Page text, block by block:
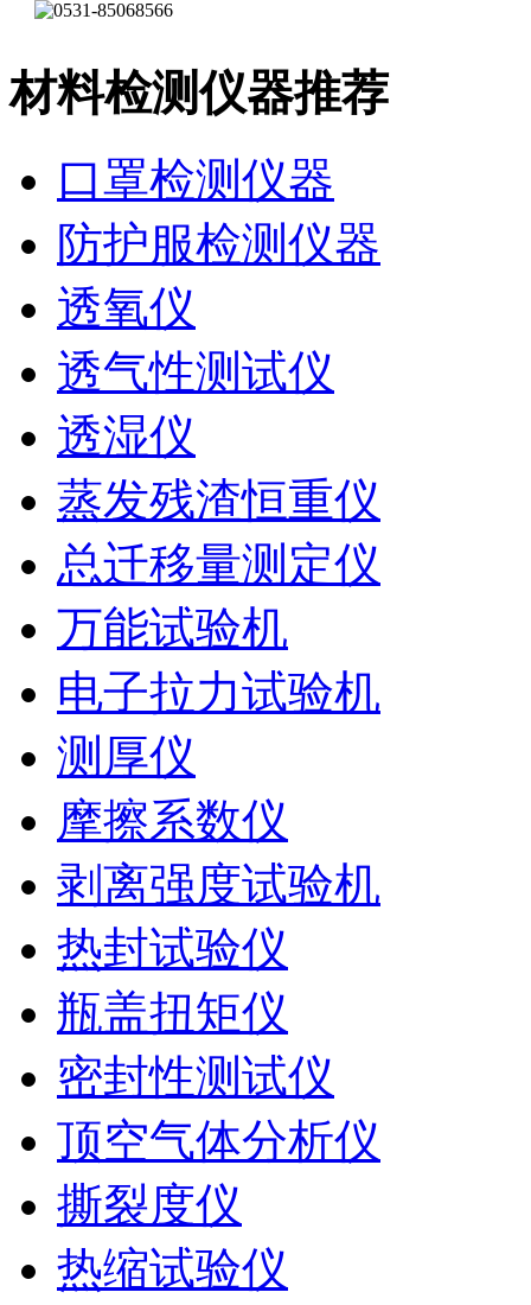
材料检测仪器推荐
口罩检测仪器
防护服检测仪器
透氧仪
透气性测试仪
透湿仪
蒸发残渣恒重仪
总迁移量测定仪
万能试验机
电子拉力试验机
测厚仪
摩擦系数仪
剥离强度试验机
热封试验仪
瓶盖扭矩仪
密封性测试仪
顶空气体分析仪
撕裂度仪
热缩试验仪